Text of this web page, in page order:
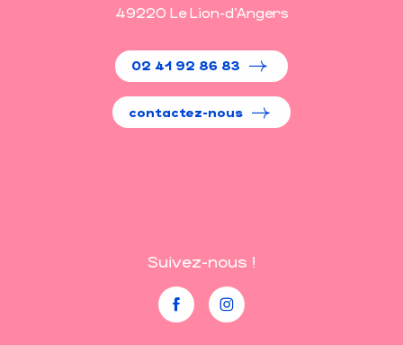
49220 Le Lion-d'Angers
02 41 92 86 83
contactez-nous
Suivez-nous !